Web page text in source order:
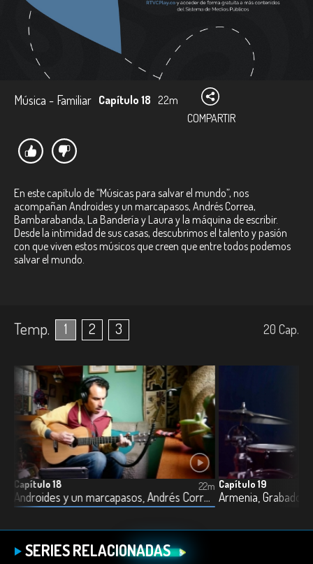
Música - Familiar Capítulo 18 22m
COMPARTIR
En este capítulo de “Músicas para salvar el mundo”, nos
acompañan Androides y un marcapasos, Andrés Correa,
Bambarabanda, La Bandería y Laura y la máquina de escribir.
Desde la intimidad de sus casas, descubrimos el talento y pasión
con que viven estos músicos que creen que entre todos podemos
salvar el mundo.
Temp. 1 2 3 20 Cap.
Capítulo 18
Androides y un marcapasos, Andrés Correa, Bambarabanda, La Bandería y Laura y la máquina de escribir
22m Capítulo 19
SERIES RELACIONADAS